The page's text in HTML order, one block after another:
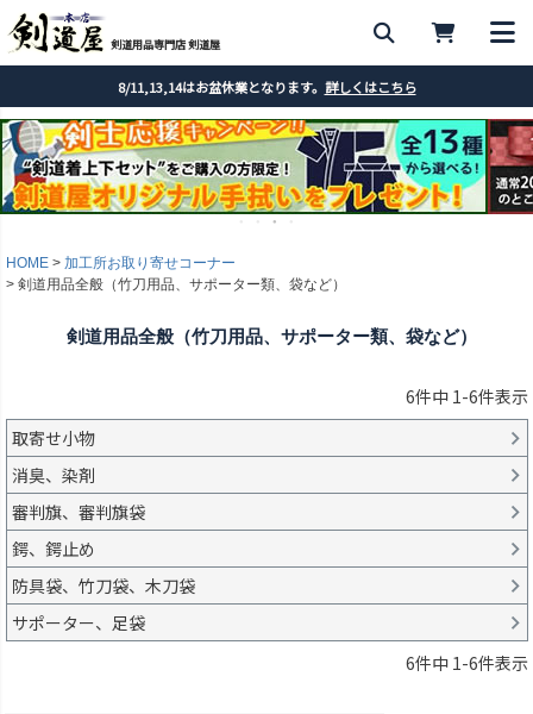
剣道用品専門店 剣道屋
8/11,13,14はお盆休業となります。 詳しくはこちら
HOME
加工所お取り寄せコーナー
剣道用品全般（竹刀用品、サポーター類、袋など）
剣道用品全般（竹刀用品、サポーター類、袋など）
6件中 1-6件表示
取寄せ小物
消臭、染剤
審判旗、審判旗袋
鍔、鍔止め
防具袋、竹刀袋、木刀袋
サポーター、足袋
6件中 1-6件表示